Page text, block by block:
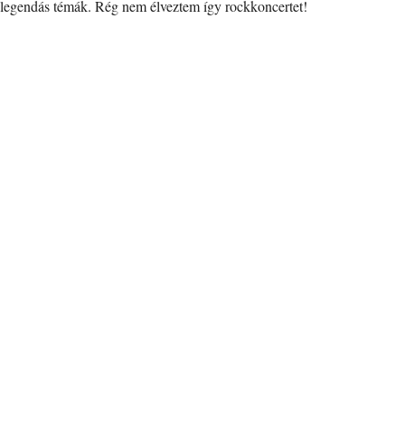
legendás témák. Rég nem élveztem így rockkoncertet!